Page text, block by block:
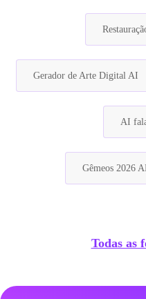
Gerador de Arte Digital AI
AI
Gêmeos 2026
Todas as